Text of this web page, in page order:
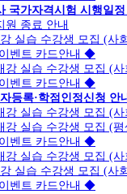
국가자격시험 시행일
원 종료 안내
실습 수강생 모집 (사
벤트 카드안내 ◆
강 실습 수강생 모집 (
벤트 카드안내 ◆
등록·학점인정신청 안
강 실습 수강생 모집 (
강 실습 수강생 모집 (
벤트 카드안내 ◆
강 실습 수강생 모집 (
실습 수강생 모집 (사
벤트 카드안내 ◆